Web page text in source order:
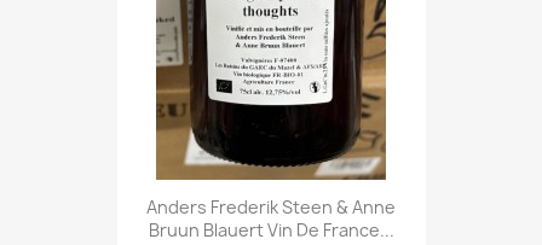
Anders Frederik Steen & Anne
Bruun Blauert Vin De France...